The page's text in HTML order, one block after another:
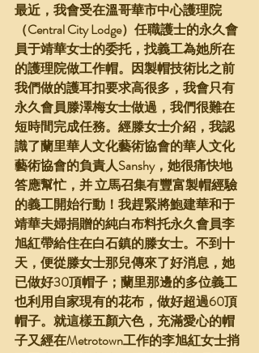
最近，我會受在溫哥華市中心護理院
（Central City Lodge）任職護士的永久會
員于靖華女士的委托，找義工為她所在
的護理院做工作帽。因製帽技術比之前
我們做的護耳扣要求高很多，我會只有
永久會員滕澤梅女士做過，我們很難在
短時間完成任務。經滕女士介紹，我認
識了蘭里華人文化藝術協會的華人文化
藝術協會的負責人Sanshy，她很痛快地
答應幫忙，并 立馬召集有豐富製帽經驗
的義工開始行動！我趕緊將鮑建華和于
靖華夫婦捐贈的純白布料托永久會員李
旭紅帶給住在白石鎮的滕女士。不到十
天，便從滕女士那兒傳來了好消息，她
已做好30頂帽子；蘭里那邊的多位義工
也利用自家現有的花布，做好超過60頂
帽子。就這樣五顏六色，充滿愛心的帽
子又經在Metrotown工作的李旭紅女士捎